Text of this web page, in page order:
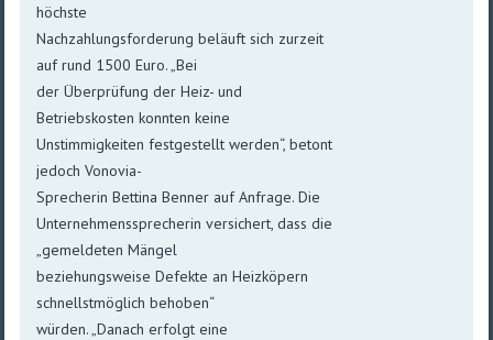
höchste
Nachzahlungsforderung beläuft sich zurzeit
auf rund 1500 Euro. „Bei
der Überprüfung der Heiz- und
Betriebskosten konnten keine
Unstimmigkeiten festgestellt werden“, betont
jedoch Vonovia-
Sprecherin Bettina Benner auf Anfrage. Die
Unternehmenssprecherin versichert, dass die
„gemeldeten Mängel
beziehungsweise Defekte an Heizköpern
schnellstmöglich behoben“
würden. „Danach erfolgt eine